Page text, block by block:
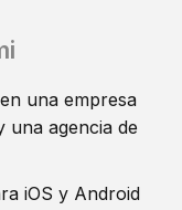
una empresa
una agencia de
iOS y Android